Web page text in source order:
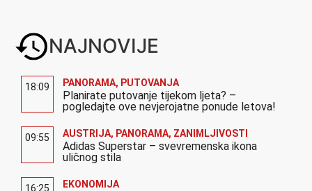
NAJNOVIJE
18:09 PANORAMA, PUTOVANJA
Planirate putovanje tijekom ljeta? –
pogledajte ove nevjerojatne ponude letova!
09:55 AUSTRIJA, PANORAMA, ZANIMLJIVOSTI
Adidas Superstar – svevremenska ikona
uličnog stila
16:25 EKONOMIJA